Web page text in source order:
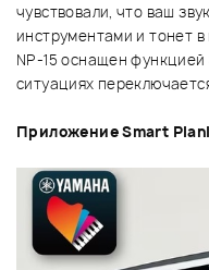
чувствовали, что ваш
инструментами и тонет
NP-15 оснащен функцией
ситуациях
Приложение Smart